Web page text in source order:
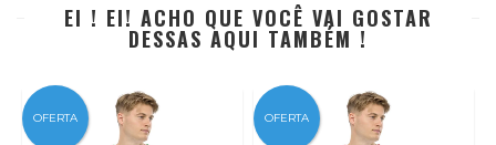
EI ! EI! ACHO QUE VOCÊ VAI GOSTAR
DESSAS AQUI TAMBÉM !
OFERTA OFERTA